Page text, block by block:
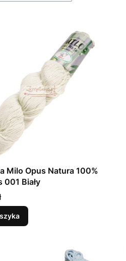
Milo Opus Natura 100%
001 Biały